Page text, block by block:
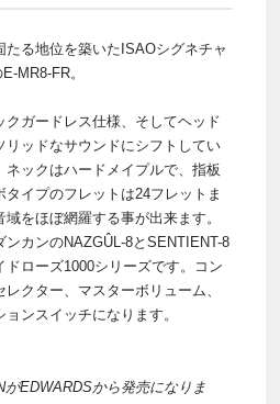
たる地位を築いたISAOシグネチャ
MR8-FR。
クガードレス仕様、そしてヘッド
リッドなサウンドにシフトしてい
ネックはハードメイプルで、指板
イプのフレットは24フレットま
をほぼ網羅する事が出来ます。
ンカンのNAZGÛL-8とSENTIENT-8
ローズ1000シリーズです。コン
クター、マスターボリューム、
ンスイッチになります。
EDWARDSから発売になりま